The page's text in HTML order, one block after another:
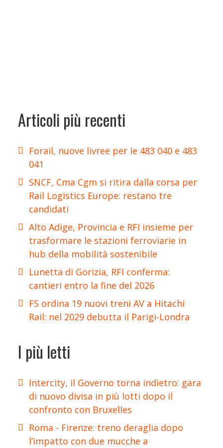
Articoli più recenti
Forail, nuove livree per le 483 040 e 483
041
SNCF, Cma Cgm si ritira dalla corsa per
Rail Logistics Europe: restano tre
candidati
Alto Adige, Provincia e RFI insieme per
trasformare le stazioni ferroviarie in
hub della mobilità sostenibile
Lunetta di Gorizia, RFI conferma:
cantieri entro la fine del 2026
FS ordina 19 nuovi treni AV a Hitachi
Rail: nel 2029 debutta il Parigi-Londra
I più letti
Intercity, il Governo torna indietro: gara
di nuovo divisa in più lotti dopo il
confronto con Bruxelles
Roma - Firenze: treno deraglia dopo
l’impatto con due mucche a